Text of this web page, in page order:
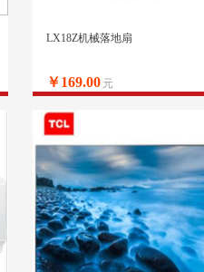
LX18Z机械落地扇
￥169.00 元